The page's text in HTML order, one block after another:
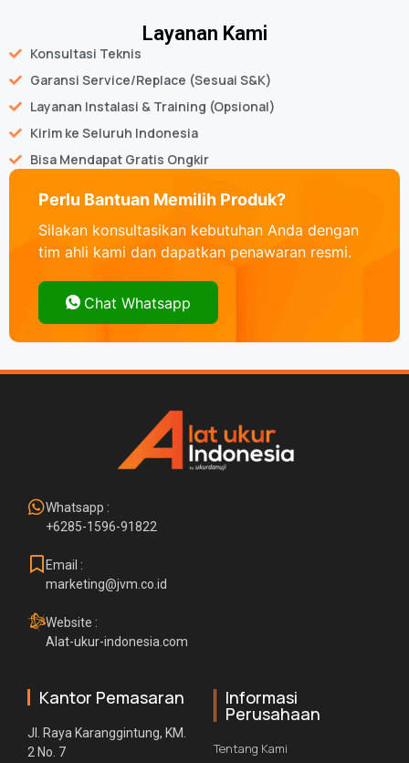
Layanan Kami
Konsultasi Teknis
Garansi Service/Replace (Sesuai S&K)
Layanan Instalasi & Training (Opsional)
Kirim ke Seluruh Indonesia
Bisa Mendapat Gratis Ongkir
Perlu Bantuan Memilih Produk?
Silakan konsultasikan kebutuhan Anda dengan
tim ahli kami dan dapatkan penawaran resmi.
Chat Whatsapp
Whatsapp :
+6285-1596-91822
Email :
marketing@jvm.co.id
Website :
Alat-ukur-indonesia.com
Kantor Pemasaran
Jl. Raya Karanggintung, KM.
2 No. 7
Informasi
Perusahaan
Tentang Kami